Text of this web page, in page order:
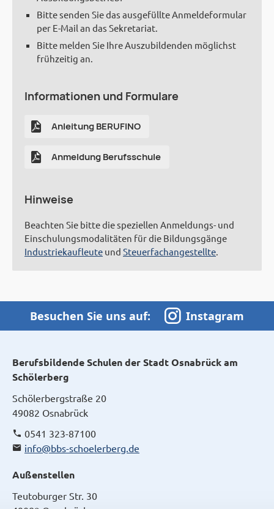
Bitte senden Sie das ausgefüllte Anmeldeformular
per E-Mail an das Sekretariat.
Bitte melden Sie Ihre Auszubildenden möglichst
frühzeitig an.
Informationen und Formulare
Anleitung BERUFINO
Anmeldung Berufsschule
Hinweise
Beachten Sie bitte die speziellen Anmeldungs- und
Einschulungsmodalitäten für die Bildungsgänge
Industriekaufleute und Steuerfachangestellte.
Besuchen Sie uns auf: Instagram
Berufsbildende Schulen der Stadt Osnabrück am
Schölerberg
Schölerbergstraße 20
49082 Osnabrück
0541 323-87100
info@bbs-schoelerberg.de
Außenstellen
Teutoburger Str. 30